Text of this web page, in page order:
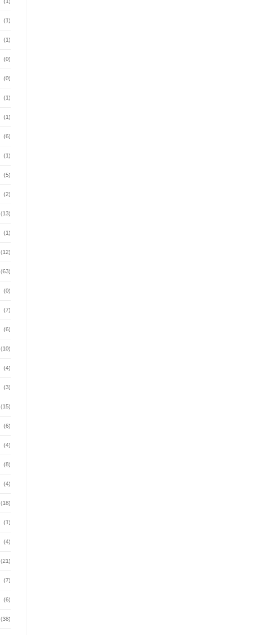
(1)
(1)
(0)
(0)
(1)
(1)
(6)
(1)
(5)
(2)
(13)
(1)
(12)
(63)
(0)
(7)
(6)
(10)
(4)
(3)
(15)
(6)
(4)
(8)
(4)
(18)
(1)
(4)
(21)
(7)
(6)
(38)